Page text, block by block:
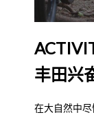
丰田兴
在大自然中